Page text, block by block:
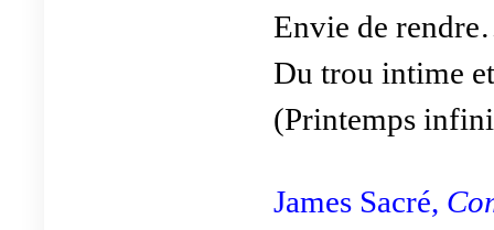
Envie de
Du trou intime
(Printemps
James Sacré,